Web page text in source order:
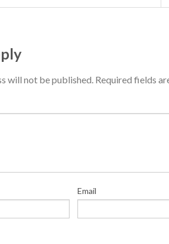
will not be published. Required fields
Email